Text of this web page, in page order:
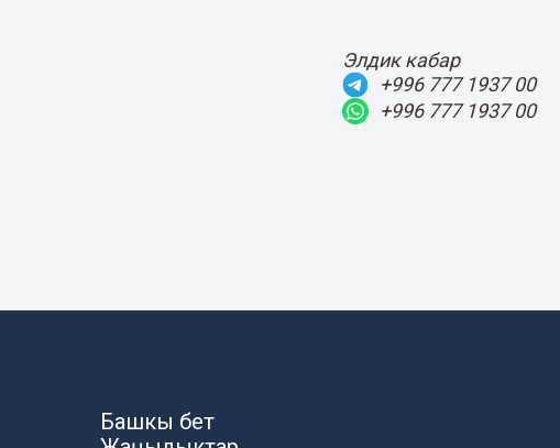
Элдик кабар
+996 777 1937 00
+996 777 1937 00
Башкы бет